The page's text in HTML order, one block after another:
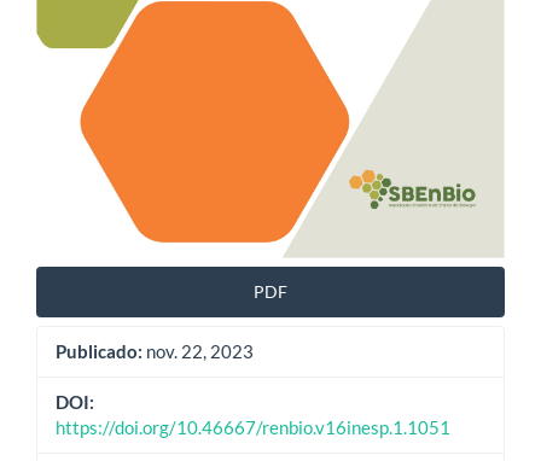
PDF
Publicado: nov. 22, 2023
DOI:
https://doi.org/10.46667/renbio.v16inesp.1.1051